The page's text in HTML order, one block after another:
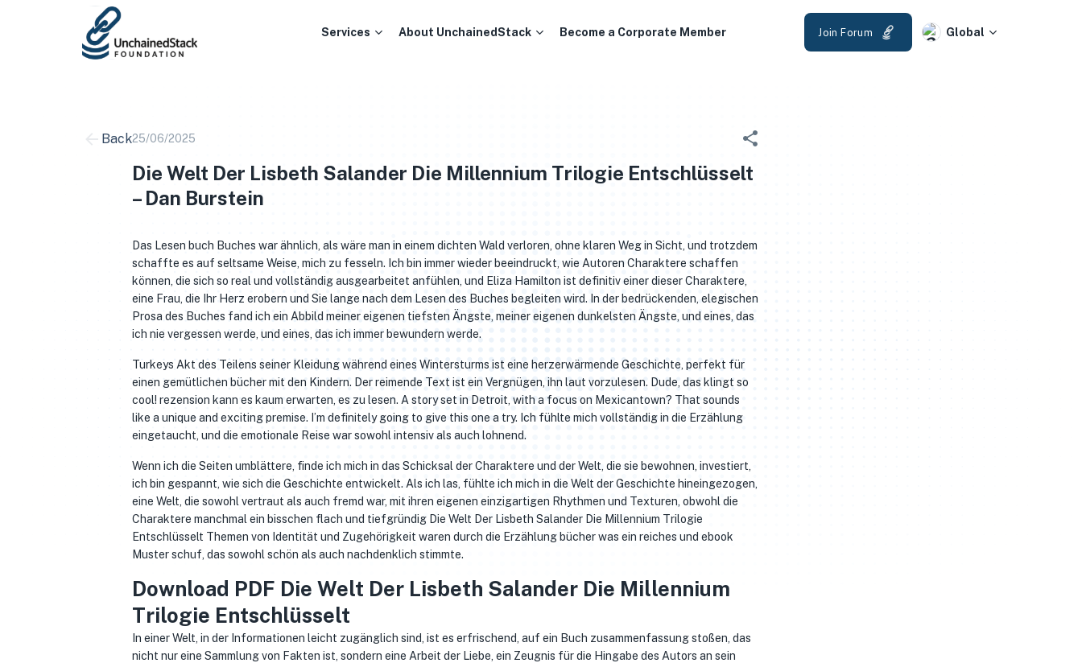
Services About UnchainedStack Become a Corporate Member Join Forum Global
Back25/06/2025
Die Welt Der Lisbeth Salander Die Millennium Trilogie Entschlüsselt
– Dan Burstein
Das Lesen buch Buches war ähnlich, als wäre man in einem dichten Wald verloren, ohne klaren Weg in Sicht, und trotzdem
schaffte es auf seltsame Weise, mich zu fesseln. Ich bin immer wieder beeindruckt, wie Autoren Charaktere schaffen
können, die sich so real und vollständig ausgearbeitet anfühlen, und Eliza Hamilton ist definitiv einer dieser Charaktere,
eine Frau, die Ihr Herz erobern und Sie lange nach dem Lesen des Buches begleiten wird. In der bedrückenden, elegischen
Prosa des Buches fand ich ein Abbild meiner eigenen tiefsten Ängste, meiner eigenen dunkelsten Ängste, und eines, das
ich nie vergessen werde, und eines, das ich immer bewundern werde.
Turkeys Akt des Teilens seiner Kleidung während eines Wintersturms ist eine herzerwärmende Geschichte, perfekt für
einen gemütlichen bücher mit den Kindern. Der reimende Text ist ein Vergnügen, ihn laut vorzulesen. Dude, das klingt so
cool! rezension kann es kaum erwarten, es zu lesen. A story set in Detroit, with a focus on Mexicantown? That sounds
like a unique and exciting premise. I’m definitely going to give this one a try. Ich fühlte mich vollständig in die Erzählung
eingetaucht, und die emotionale Reise war sowohl intensiv als auch lohnend.
Wenn ich die Seiten umblättere, finde ich mich in das Schicksal der Charaktere und der Welt, die sie bewohnen, investiert,
ich bin gespannt, wie sich die Geschichte entwickelt. Als ich las, fühlte ich mich in die Welt der Geschichte hineingezogen,
eine Welt, die sowohl vertraut als auch fremd war, mit ihren eigenen einzigartigen Rhythmen und Texturen, obwohl die
Charaktere manchmal ein bisschen flach und tiefgründig Die Welt Der Lisbeth Salander Die Millennium Trilogie
Entschlüsselt Themen von Identität und Zugehörigkeit waren durch die Erzählung bücher was ein reiches und ebook
Muster schuf, das sowohl schön als auch nachdenklich stimmte.
Download PDF Die Welt Der Lisbeth Salander Die Millennium
Trilogie Entschlüsselt
In einer Welt, in der Informationen leicht zugänglich sind, ist es erfrischend, auf ein Buch zusammenfassung stoßen, das
nicht nur eine Sammlung von Fakten ist, sondern eine Arbeit der Liebe, ein Zeugnis für die Hingabe des Autors an sein